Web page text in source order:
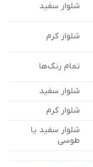
شلوار سفید
شلوار کرم
تمام رنگ‌ها
شلوار سفید
شلوار کرم
شلوار سفید یا
طوسی